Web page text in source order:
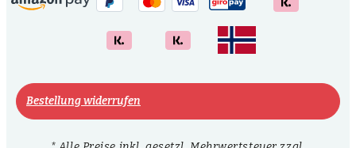
Bestellung widerrufen